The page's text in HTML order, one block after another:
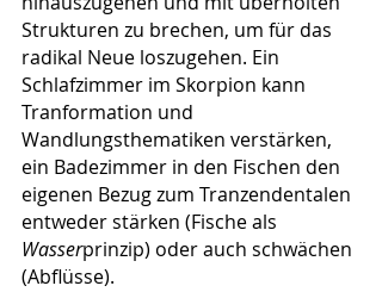
Strukturen zu brechen, um für das
radikal Neue loszugehen. Ein
Schlafzimmer im Skorpion kann
Tranformation und
Wandlungsthematiken verstärken,
ein Badezimmer in den Fischen den
eigenen Bezug zum Tranzendentalen
entweder stärken (Fische als
Wasserprinzip) oder auch schwächen
(Abflüsse).